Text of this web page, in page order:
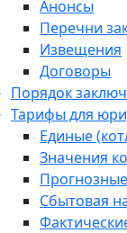
Анонсы
Перечни
Извещения
Договоры
Порядок
Тарифы для
Единые
Значения
Сбытовая